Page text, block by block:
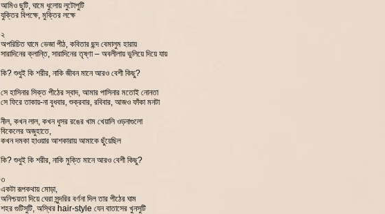
আমিও ছুটি, ঘামে ধুলোয় লুটোপুটি
যুক্তির বিপক্ষে, মুক্তির লক্ষে
২
অপরিচিত ঘামে ভেজা পীঠ, কবিতার ছন্দ বেমালুম হারায়
সারাদিনের ক্লান্তি, সারাদিনের তৃষ্ণা – অবলীলায় ভুলিয়ে দিয়ে যায়
কি? শুধুই কি শরীর, নাকি জীবন মানে আরও বেশী কিছু?
সে হাসিনার সিক্ত পীঠের স্বাদ, আমার পাসিনার মতোই নোনতা
সে ফিরে তাকায়-না বুধবার, শুক্রবার, রবিবার, আজও ফাঁকা মনটা
নীল, কখন লাল, কখন ধুসর রঙের খাম খেয়ালি ওড়নাগুলো
বিকেলের অজুহাতে,
কখন দমকা হাওয়ার আশকারায় আমাকে ছুঁয়েছিল
কি? শুধুই কি শরীর, নাকি মুক্তি মানে আরও বেশী কিছু?
৩
একটা রূপকথায় মোড়া,
অনিশ্চয়তা দিয়ে ঘেরা সুন্দরির বর্ণনা দিল তার পীঠের ঘাম
শহর গুটিসুটি, অস্থির hair-style যেন বাতাসের খুনসুটি